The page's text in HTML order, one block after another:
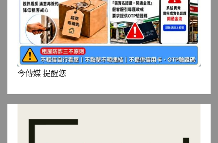
今傳媒 提醒您